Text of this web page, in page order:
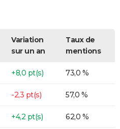
Variation
sur un an
Taux de
mentions
+8,0 pt(s) 73,0 %
-2,3 pt(s) 57,0 %
+4,2 pt(s) 62,0 %